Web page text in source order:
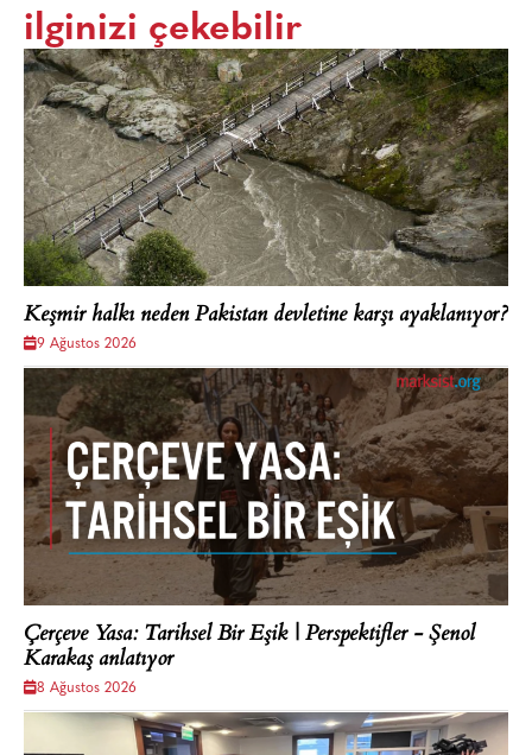
ilginizi çekebilir
Keşmir halkı neden Pakistan devletine karşı ayaklanıyor?
9 Ağustos 2026
Çerçeve Yasa: Tarihsel Bir Eşik | Perspektifler - Şenol
Karakaş anlatıyor
8 Ağustos 2026